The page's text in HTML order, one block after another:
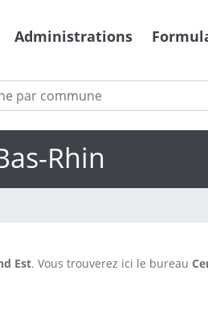
Administrations
Rhin
Est. Vous trouverez ici le bureau